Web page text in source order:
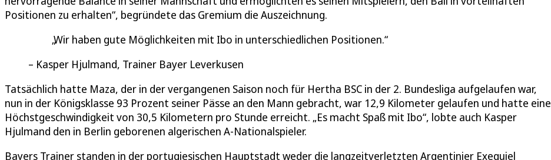
Positionen zu erhalten“, begründete das Gremium die Auszeichnung.
Wir haben gute Möglichkeiten mit Ibo in unterschiedlichen Positionen.
Kasper Hjulmand, Trainer Bayer Leverkusen
Tatsächlich hatte Maza, der in der vergangenen Saison noch für Hertha BSC in der 2. Bundesliga aufgelaufen war,
nun in der Königsklasse 93 Prozent seiner Pässe an den Mann gebracht, war 12,9 Kilometer gelaufen und hatte eine
Höchstgeschwindigkeit von 30,5 Kilometern pro Stunde erreicht. „Es macht Spaß mit Ibo“, lobte auch Kasper
Hjulmand den in Berlin geborenen algerischen A-Nationalspieler.
Bayers Trainer standen in der portugiesischen Hauptstadt weder die langzeitverletzten Argentinier Exequiel